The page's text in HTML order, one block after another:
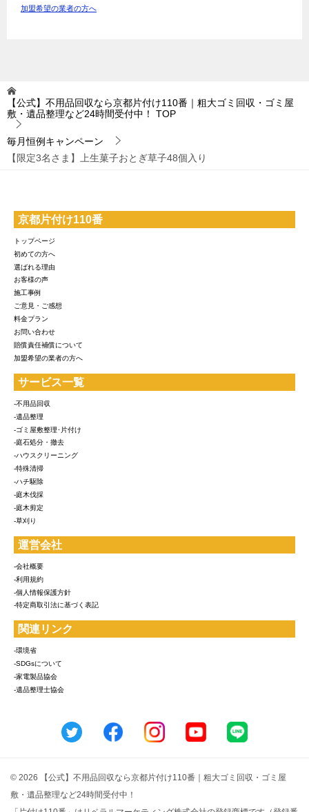
加盟希望の業者の方へ
【公式】不用品回収なら京都片付け110番｜粗大ゴミ回収・ゴミ屋
敷・遺品整理など24時間受付中！
TOP
毎月恒例キャンペーン
【限定3名さま】上生菓子おとぎ草子48個入り
京都片付け110番
トップページ
初めての方へ
選ばれる理由
お客様の声
施工事例
ご意見・ご感想
料金プラン
お問い合わせ
賠償責任補償について
加盟希望の業者の方へ
サービス一覧
-不用品回収
-遺品整理
-ゴミ屋敷整理･片付け
-庭石処分・撤去
-ハウスクリーニング
-特殊清掃
-ハチ駆除
-庭木伐採
-庭木剪定
-草刈り
運営会社
-会社概要
-利用規約
-個人情報保護方針
-特定商取引法に基づく表記
関連リンク
-環境省
-SDGsについて
-家電製品協会
-遺品整理士協会
© 2026 【公式】不用品回収なら京都片付け110番｜粗大ゴミ回収・ゴミ屋
敷・遺品整理など24時間受付中！